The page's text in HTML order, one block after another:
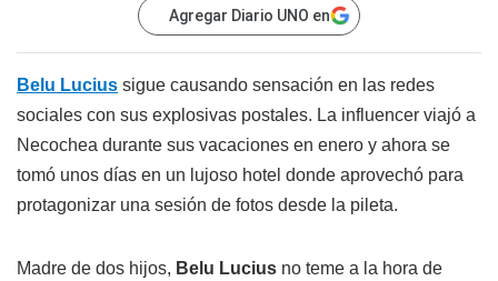
Agregar Diario UNO en
Belu Lucius sigue causando sensación en las redes
sociales con sus explosivas postales. La influencer viajó a
Necochea durante sus vacaciones en enero y ahora se
tomó unos días en un lujoso hotel donde aprovechó para
protagonizar una sesión de fotos desde la pileta.
Madre de dos hijos, Belu Lucius no teme a la hora de